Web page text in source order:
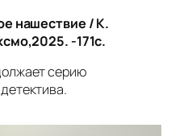
нашествие / К.
-171с.
серию